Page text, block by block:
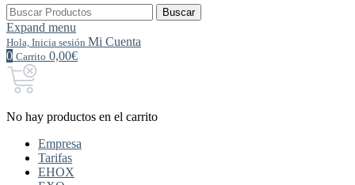
Buscar
por:
Buscar
Expand menu
Hola, Inicia sesión Mi Cuenta
0 Carrito 0,00€
No hay productos en el carrito
Empresa
Tarifas
EHOX